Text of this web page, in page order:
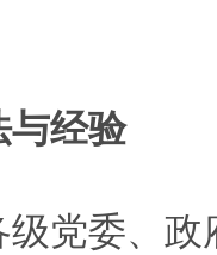
与经验
党委、政